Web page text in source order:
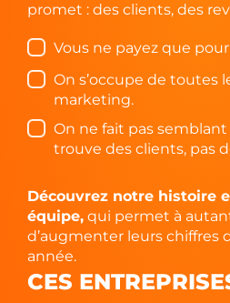
promet : des clients, des
Vous ne payez que
On s’occupe de toutes
marketing.
On ne fait pas semblant
trouve des clients, pas
Découvrez notre histoire
équipe, qui permet à
d’augmenter leurs chiffres
année.
CES